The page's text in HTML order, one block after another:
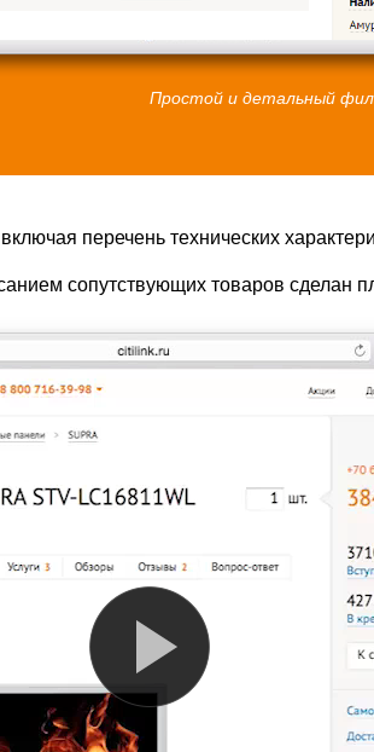
Простой и детальный
перечень технических
сопутствующих товаров сделан